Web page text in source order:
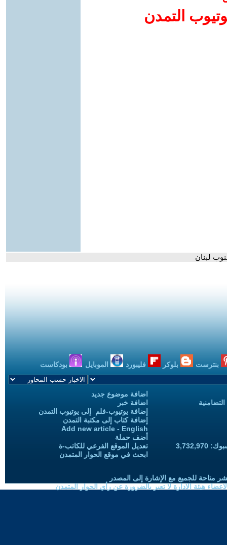
التمدن
لبنان
بنترست بلوكر فليبورد الموبايل بودكاست
اضافة موضوع جديد
اضافة خبر
إضافة يوتيوب-فلم إلى يوتيوب التمدن
إضافة كتاب إلى مكتبة التمدن
Add new article - English
أضف حملة
تعديل الموقع الفرعي للكاتب-ة
ابحث في موقع الحوار المتمدن
متاحة للجميع مع الإشارة إلى المصدر
هيئة الادارة لا تعبر بالضرورة عن رأي الحوار المتمدن